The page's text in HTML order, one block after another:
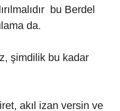
bu Berdel
da.
şimdilik bu kadar
akıl izan versin ve